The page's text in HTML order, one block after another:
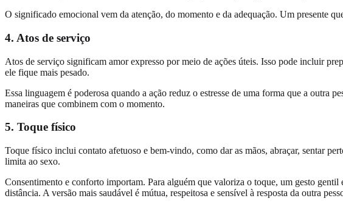
O significado emocional vem da atenção, do momento e da adequação. Um presente
4. Atos de serviço
Atos de serviço significam amor expresso por meio de ações úteis. Isso pode incluir
ele fique mais pesado.
Essa linguagem é poderosa quando a ação reduz o estresse de uma forma que a outra
maneiras que combinem com o momento.
5. Toque físico
Toque físico inclui contato afetuoso e bem-vindo, como dar as mãos, abraçar, sentar
limita ao sexo.
Consentimento e conforto importam. Para alguém que valoriza o toque, um gesto
distância. A versão mais saudável é mútua, respeitosa e sensível à resposta da outra